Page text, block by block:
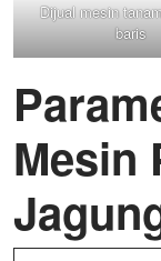
Dijual mesin
baris
Mesin